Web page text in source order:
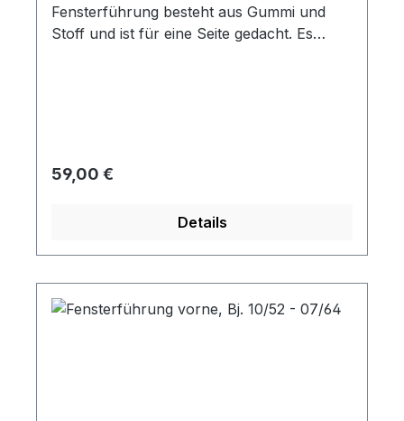
Fensterführung besteht aus Gummi und
Stoff und ist für eine Seite gedacht. Es
Fensterführung.
Regulärer Preis:
59,00 €
Details